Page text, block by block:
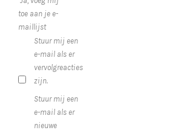
toe aan je e-
maillijst
Stuur mij een
e-mail als er
vervolgreacties
zijn.
Stuur mij een
e-mail als er
nieuwe